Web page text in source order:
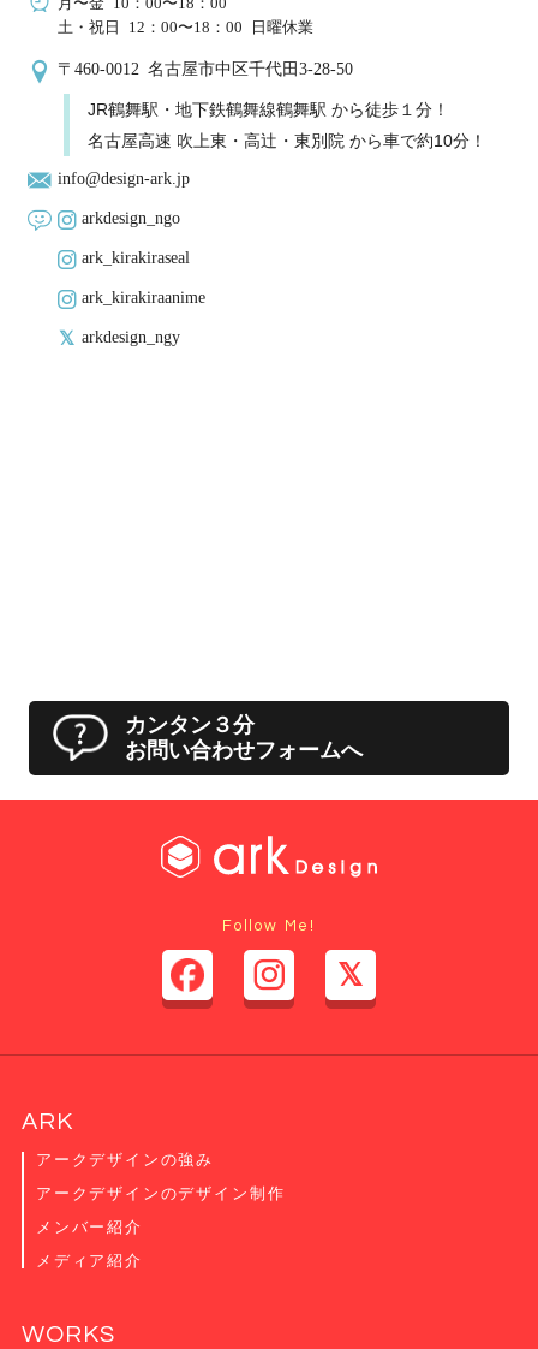
土・祝日 12：00〜18：00 日曜休業
〒460-0012 名古屋市中区千代田3-28-50
JR鶴舞駅・地下鉄鶴舞線鶴舞駅 から徒歩１分！
名古屋高速 吹上東・高辻・東別院 から車で約10分！
info@design-ark.jp
arkdesign_ngo
ark_kirakiraseal
ark_kirakiraanime
arkdesign_ngy
カンタン３分
お問い合わせフォームへ
Follow Me!
ARK
アークデザインの強み
アークデザインのデザイン制作
メンバー紹介
メディア紹介
WORKS